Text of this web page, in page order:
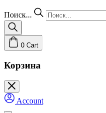
Поиск...
0 Cart
Корзина
Account